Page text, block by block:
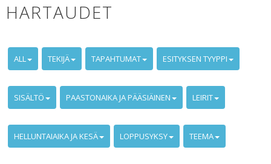
HARTAUDET
ALL TEKIJÄ TAPAHTUMAT ESITYKSEN TYYPPI
SISÄLTÖ PAASTONAIKA JA PÄÄSIÄINEN LEIRIT
HELLUNTAIAIKA JA KESÄ LOPPUSYKSY TEEMA